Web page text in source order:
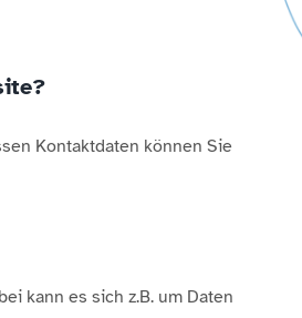
Kontaktdaten können Sie
kann es sich z.B. um Daten